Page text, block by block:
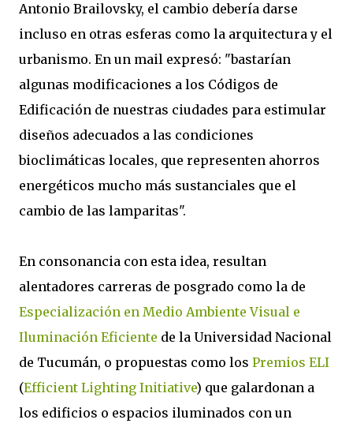
Antonio Brailovsky, el cambio debería darse
incluso en otras esferas como la arquitectura y el
urbanismo. En un mail expresó: "bastarían
algunas modificaciones a los Códigos de
Edificación de nuestras ciudades para estimular
diseños adecuados a las condiciones
bioclimáticas locales, que representen ahorros
energéticos mucho más sustanciales que el
cambio de las lamparitas".
En consonancia con esta idea, resultan
alentadores carreras de posgrado como la de
Especialización en Medio Ambiente Visual e
Iluminación Eficiente de la Universidad Nacional
de Tucumán, o propuestas como los Premios ELI
(Efficient Lighting Initiative) que galardonan a
los edificios o espacios iluminados con un